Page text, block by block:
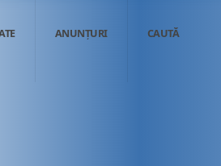
ANUNȚURI CAUTĂ